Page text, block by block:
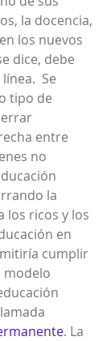
la docencia,
los nuevos
dice, debe
Se
tipo de
entre
no
la
los ricos y los
en
cumplir
modelo
. La